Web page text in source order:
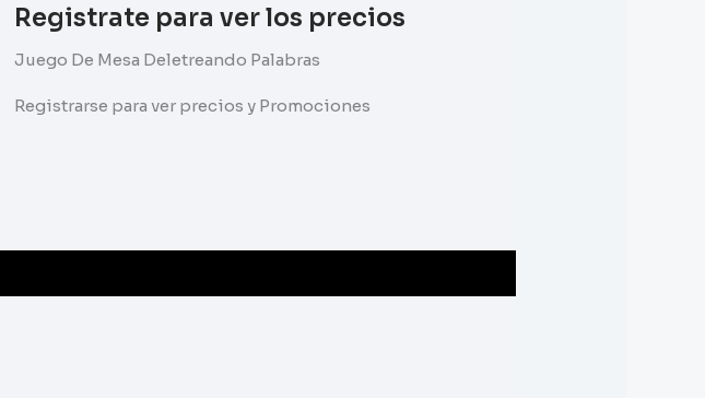
Registrate para ver los precios
Juego De Mesa Deletreando Palabras
Registrarse para ver precios y Promociones